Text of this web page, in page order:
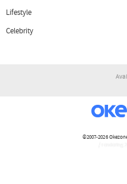
Lifestyle
Celebrity
©2007-2026